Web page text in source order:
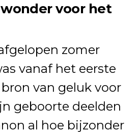
voor het
zomer
vanaf het eerste
van geluk voor
geboorte deelden
al hoe bijzonder